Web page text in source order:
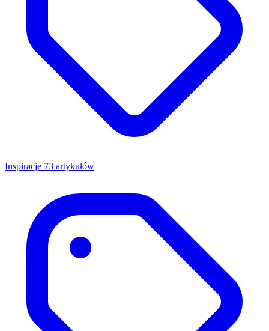
Inspiracje 73 artykułów